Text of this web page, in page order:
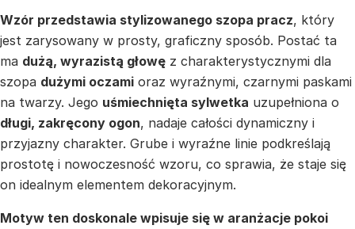
Wzór przedstawia stylizowanego szopa pracz, który
jest zarysowany w prosty, graficzny sposób. Postać ta
ma dużą, wyrazistą głowę z charakterystycznymi dla
szopa dużymi oczami oraz wyraźnymi, czarnymi paskami
na twarzy. Jego uśmiechnięta sylwetka uzupełniona o
długi, zakręcony ogon, nadaje całości dynamiczny i
przyjazny charakter. Grube i wyraźne linie podkreślają
prostotę i nowoczesność wzoru, co sprawia, że staje się
on idealnym elementem dekoracyjnym.
Motyw ten doskonale wpisuje się w aranżacje pokoi